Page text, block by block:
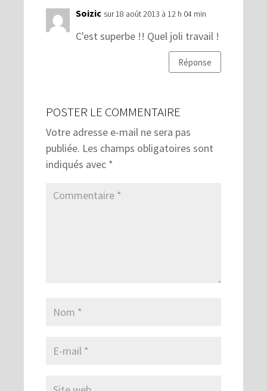
Soizic sur 18 août 2013 à 12 h 04 min
C'est superbe !! Quel joli travail !
Réponse
POSTER LE COMMENTAIRE
Votre adresse e-mail ne sera pas
publiée. Les champs obligatoires sont
indiqués avec *